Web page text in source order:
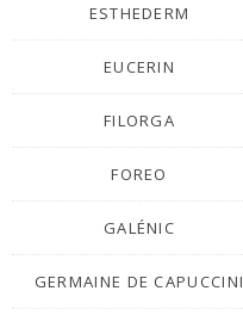
ESTHEDERM
EUCERIN
FILORGA
FOREO
GALÉNIC
GERMAINE DE CAPUCCINI